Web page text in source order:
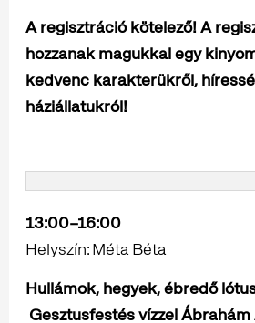
A regisztráció kötelező! A
hozzanak magukkal egy
kedvenc karakterükről,
háziállatukról!
13:00–16:00
Helyszín: Méta Béta
Hullámok, hegyek, ébredő
Gesztusfestés vízzel Ábrahám